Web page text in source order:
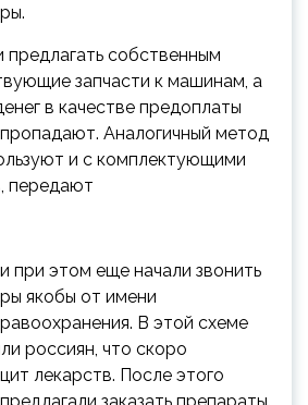
собственным
запчасти к машинам, а
в качестве предоплаты
Аналогичный метод
и с комплектующими
передают
при этом еще начали звонить
якобы от имени
В этой схеме
россиян, что скоро
лекарств. После этого